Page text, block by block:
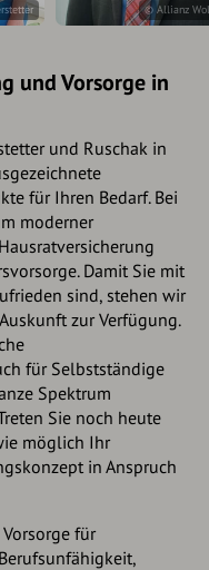
© Allianz
und Vorsorge in
und Ruschak in
für Ihren Bedarf. Bei
moderner
Damit Sie mit
sind, stehen wir
zur Verfügung.
für Selbstständige
Spektrum
Sie noch heute
möglich Ihr
in Anspruch
für